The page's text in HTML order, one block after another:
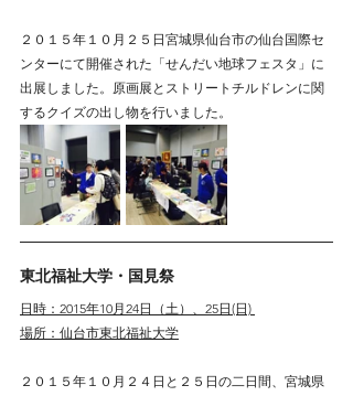
２０１５年１０月２５日宮城県仙台市の仙台国際セ
ンターにて開催された「せんだい地球フェスタ」に
出展しました。原画展とストリートチルドレンに関
するクイズの出し物を行いました。
東北福祉大学・国見祭
日時：2015年10月24日（土）、25日(日)
場所：仙台市東北福祉大学
２０１５年１０月２４日と２５日の二日間、宮城県